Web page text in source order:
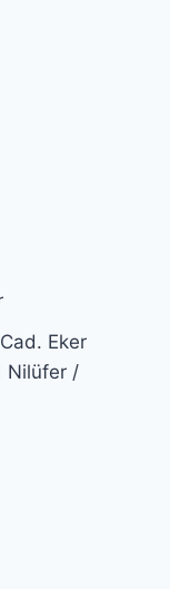
Eker
Nilüfer /